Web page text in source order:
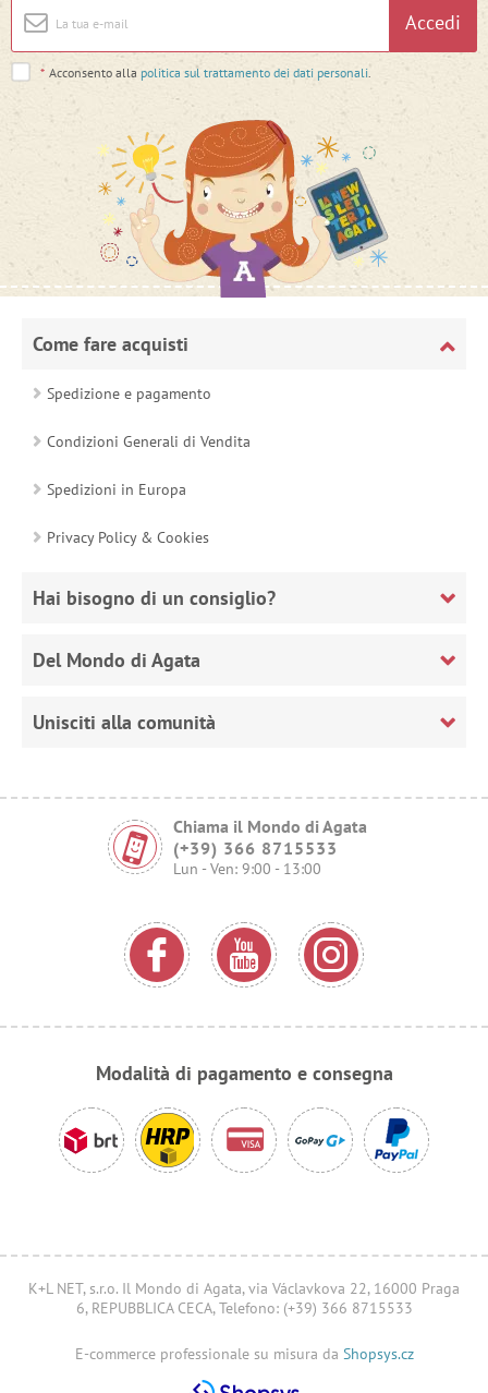
Accedi
* Acconsento alla politica sul trattamento dei dati personali.
Come fare acquisti
Spedizione e pagamento
Condizioni Generali di Vendita
Spedizioni in Europa
Privacy Policy & Cookies
Hai bisogno di un consiglio?
Del Mondo di Agata
Unisciti alla comunità
Chiama il Mondo di Agata
(+39) 366 8715533
Lun - Ven: 9:00 - 13:00
Modalità di pagamento e consegna
K+L NET, s.r.o. Il Mondo di Agata, via Václavkova 22, 16000 Praga
6, REPUBBLICA CECA, Telefono: (+39) 366 8715533
E-commerce professionale su misura da Shopsys.cz